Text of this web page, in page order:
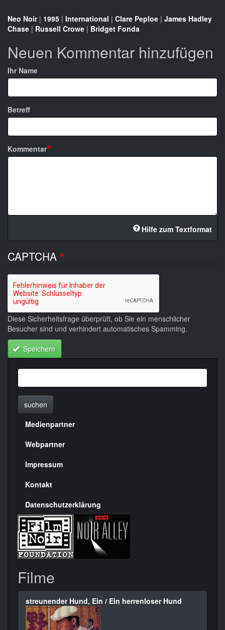
Neo Noir| 1995 | International | Clare Peploe | James Hadley
Chase | Russell Crowe | Bridget Fonda
Neuen Kommentar hinzufügen
Ihr Name
Betreff
Kommentar
Hilfe zum Textformat
CAPTCHA
Diese Sicherheitsfrage überprüft, ob Sie ein menschlicher
Besucher sind und verhindert automatisches Spamming.
Speichern
suchen
Menülinks
rechte
Seite
Medienpartner
Webpartner
Impressum
Kontakt
Datenschutzerklärung
Filme
streunender Hund, Ein / Ein herrenloser Hund